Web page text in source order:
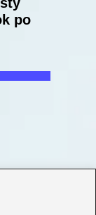
po